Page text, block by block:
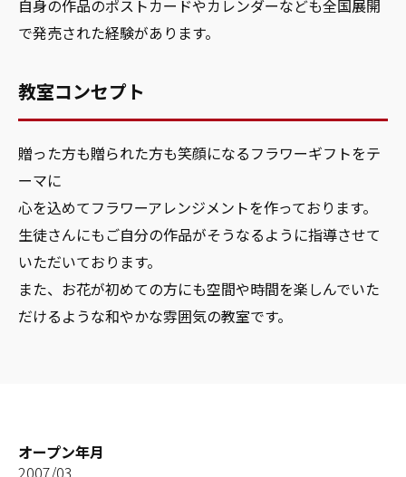
自身の作品のポストカードやカレンダーなども全国展開
で発売された経験があります。
教室コンセプト
贈った方も贈られた方も笑顔になるフラワーギフトをテ
ーマに
心を込めてフラワーアレンジメントを作っております。
生徒さんにもご自分の作品がそうなるように指導させて
いただいております。
また、お花が初めての方にも空間や時間を楽しんでいた
だけるような和やかな雰囲気の教室です。
オープン年月
2007/03